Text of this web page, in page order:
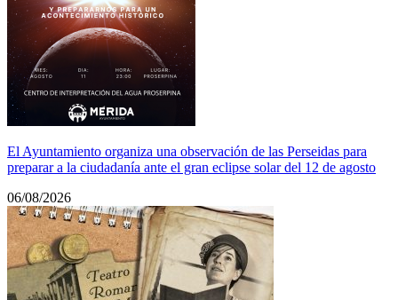
El Ayuntamiento organiza una observación de las Perseidas para
preparar a la ciudadanía ante el gran eclipse solar del 12 de agosto
06/08/2026